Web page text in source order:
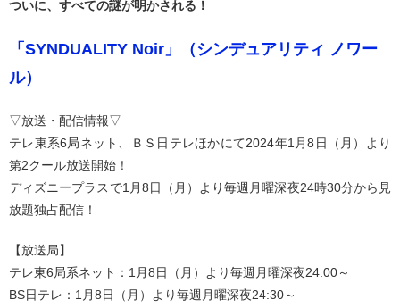
ついに、すべての謎が明かされる！
「SYNDUALITY Noir」
（シンデュアリティ ノワー
ル）
▽放送・配信情報▽
テレ東系6局ネット、ＢＳ日テレほかにて2024年1月8日（月）より
第2クール放送開始！
ディズニープラスで1月8日（月）より毎週月曜深夜24時30分から見
放題独占配信！
【放送局】
テレ東6局系ネット：1月8日（月）より毎週月曜深夜24:00～
BS日テレ：1月8日（月）より毎週月曜深夜24:30～